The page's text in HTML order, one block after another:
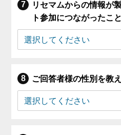
リセマムからの情報が
ト参加につながったこ
ご回答者様の性別を教